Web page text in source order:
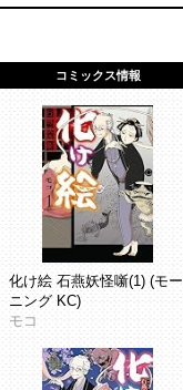
コミックス情報
化け絵 石燕妖怪噺(1) (モー
ニング KC)
モコ